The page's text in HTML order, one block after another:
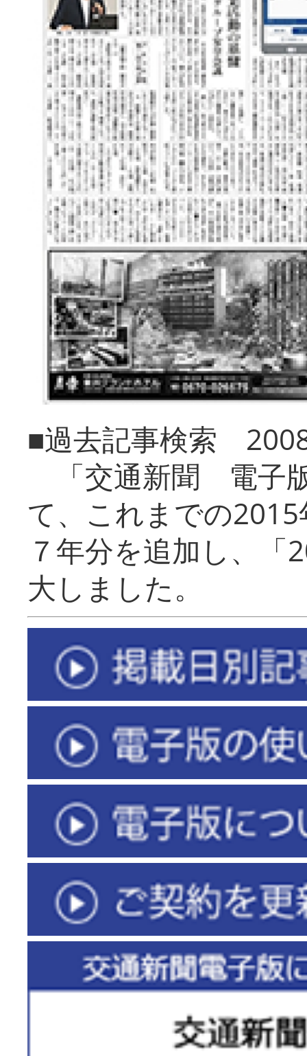
■過去記事検索
「交通新聞 電子
て、これまでの
７年分を追加し、「
大しまし